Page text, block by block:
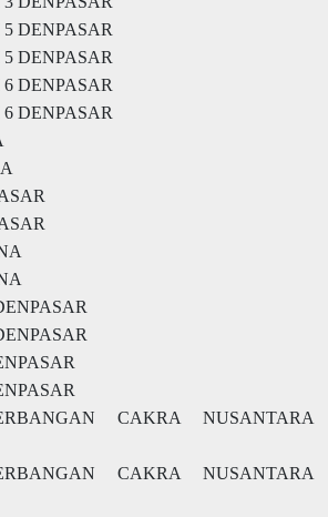
DENPASAR
DENPASAR
DENPASAR
DENPASAR
CAKRA NUSANTARA
CAKRA NUSANTARA